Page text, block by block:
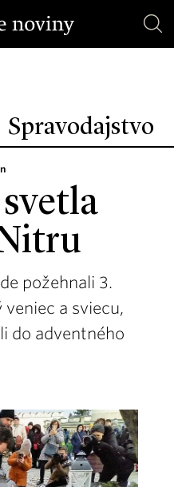
Spravodajstvo
požehnali 3.
a sviecu,
do adventného